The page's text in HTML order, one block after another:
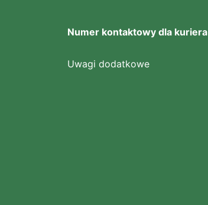
Numer kontaktowy dla kuriera
Uwagi dodatkowe